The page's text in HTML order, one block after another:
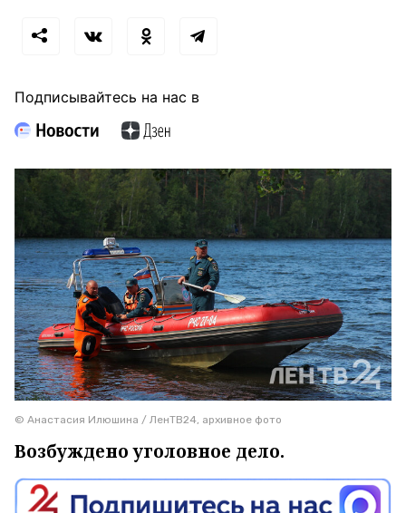
Подписывайтесь на нас в
© Анастасия Илюшина / ЛенТВ24, архивное фото
Возбуждено уголовное дело.